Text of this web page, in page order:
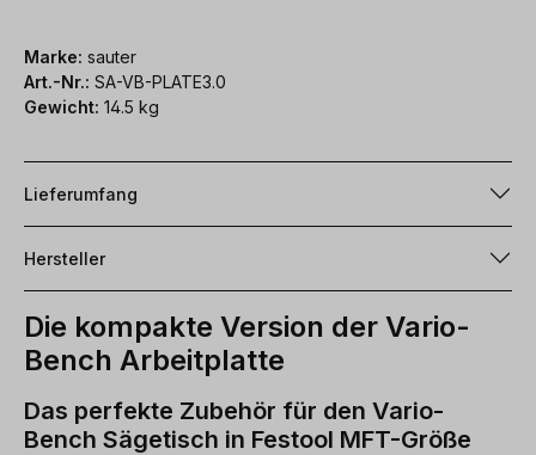
Marke: sauter
Art.-Nr.: SA-VB-PLATE3.0
Gewicht: 14.5 kg
Lieferumfang
Hersteller
Die kompakte Version der Vario-
Bench Arbeitplatte
Das perfekte Zubehör für den Vario-
Bench Sägetisch in Festool MFT-Größe